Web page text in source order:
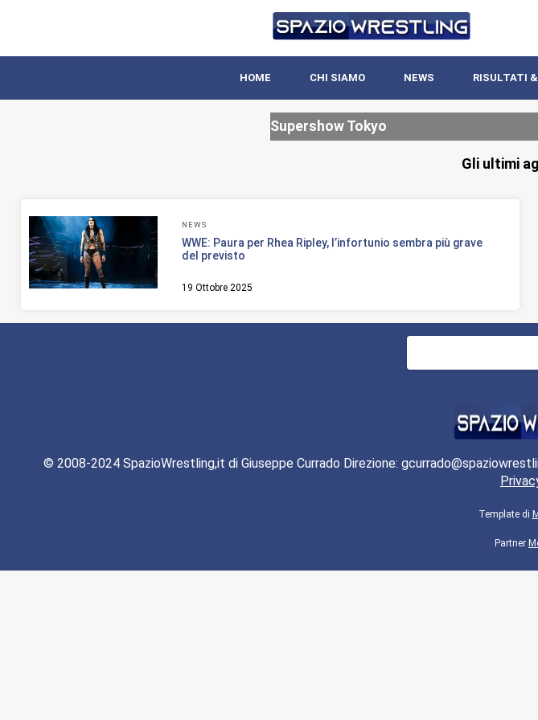
HOME CHI SIAMO NEWS RISULTATI
Supershow Tokyo
Gli ultimi
NEWS
WWE: Paura per Rhea Ripley, l’infortunio sembra più grave
del previsto
19 Ottobre 2025
© 2008-2024 SpazioWrestling,it di Giuseppe Currado Direzione:
Template di
Partner